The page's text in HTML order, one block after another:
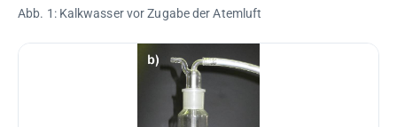
Abb. 1: Kalkwasser vor Zugabe der Atemluft